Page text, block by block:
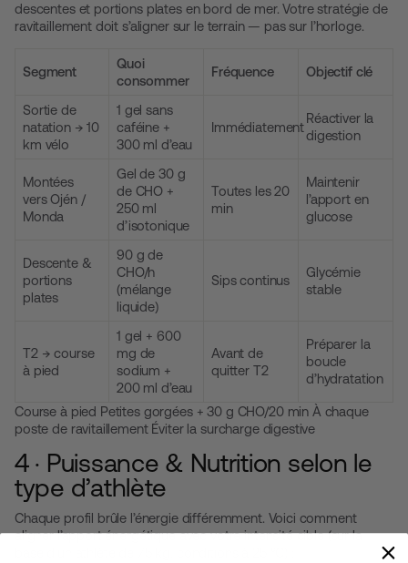
descentes et portions plates en bord de mer. Votre stratégie de
ravitaillement doit s’aligner sur le terrain — pas sur l’horloge.
Segment
Quoi
consommer
Fréquence Objectif clé
Sortie de
natation → 10
km vélo
1 gel sans
caféine +
300 ml d’eau
Immédiatement
Réactiver la
digestion
Montées
vers Ojén /
Monda
Gel de 30 g
de CHO +
250 ml
d’isotonique
Toutes les 20
min
Maintenir
l’apport en
glucose
Descente &
portions
plates
90 g de
CHO/h
(mélange
liquide)
Sips continus
Glycémie
stable
T2 → course
à pied
1 gel + 600
mg de
sodium +
200 ml d’eau
Avant de
quitter T2
Préparer la
boucle
d’hydratation
Course à pied Petites gorgées + 30 g CHO/20 min À chaque
poste de ravitaillement Éviter la surcharge digestive
4 · Puissance & Nutrition selon le
type d’athlète
Chaque profil brûle l’énergie différemment. Voici comment
aligner l’apport énergétique avec votre intensité cible (sur la